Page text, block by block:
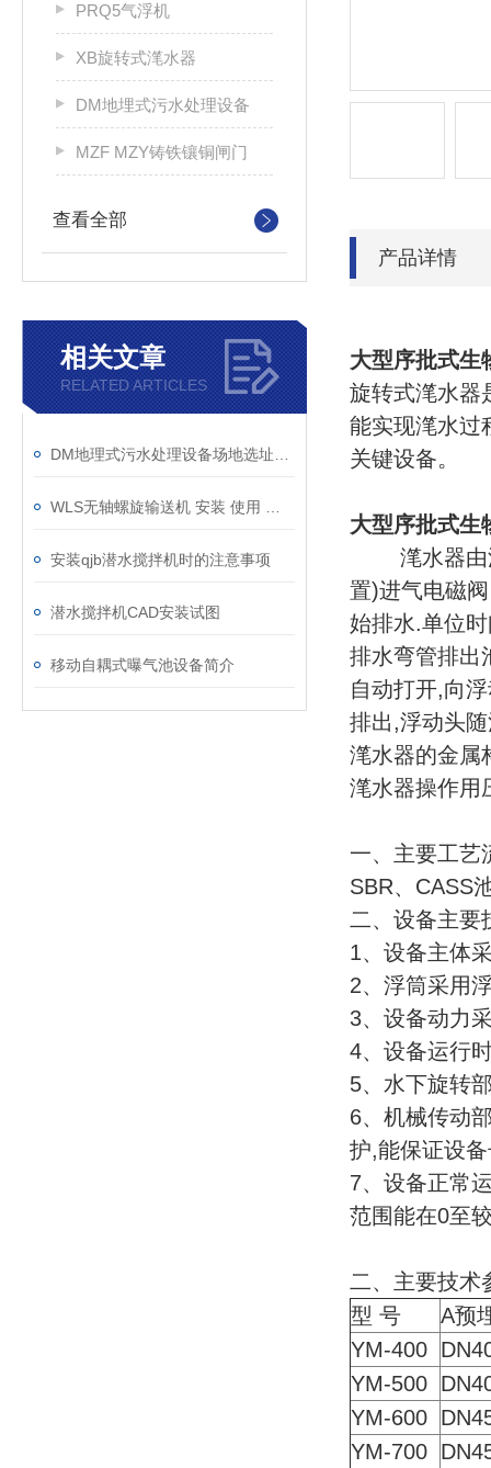
PRQ5气浮机
XB旋转式滗水器
DM地埋式污水处理设备
MZF MZY铸铁镶铜闸门
查看全部
相关文章
RELATED ARTICLES
安装qjb潜水搅拌机时的注意事项
潜水搅拌机CAD安装试图
移动自耦式曝气池设备简介
产品详情
大型序批式生
旋转式滗水器
能实现滗水过
关键设备。
大型序批式生
滗水器由浮
置)进气电磁
始排水.单位
排水弯管排出
自动打开,向
排出,浮动头
滗水器的金属
滗水器操作用
一、主要工艺
SBR、CASS
二、设备主要
1、设备主体
2、浮筒采用
3、设备动力
4、设备运行
5、水下旋转
6、机械传动
护,能保证设
7、设备正常
范围能在0至
二、主要技术
型 号
A预
YM-400
YM-500
YM-600
YM-700